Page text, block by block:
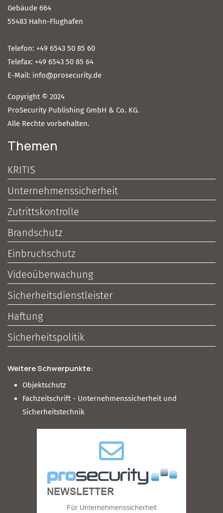
Gebäude 664
55483 Hahn-Flughafen
Telefon: +49 6543 50 85 60
Telefax: +49 6543 50 85 64
E-Mail: info@prosecurity.de
Copyright © 2024
ProSecurity Publishing GmbH & Co. KG.
Alle Rechte vorbehalten.
Themen
KRITIS
Unternehmenssicherheit
Zutrittskontrolle
Brandschutz
Einbruchschutz
Videoüberwachung
Sicherheitsdienstleister
Haftung
Sicherheitspolitik
Weitere Schwerpunkte:
Objektschutz
Fachzeitschrift - Unternehmenssicherheit und
Sicherheitstechnik